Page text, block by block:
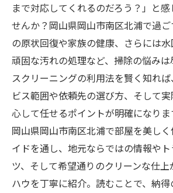
まで対応してくれるのだろう？」と
せんか？岡山県岡山市南区北浦で過
の原状回復や家族の健康、さらには
頑固な汚れの処理など、掃除の悩み
スクリーニングの利用法を賢く知れ
ビス範囲や依頼先の選び方、そして
心して任せるポイントが明確になりま
岡山県岡山市南区北浦で部屋を美し
イドを通し、地元ならではの情報や
ツ、そして希望通りのクリーンな仕
ハウを丁寧に紹介。読むことで、納